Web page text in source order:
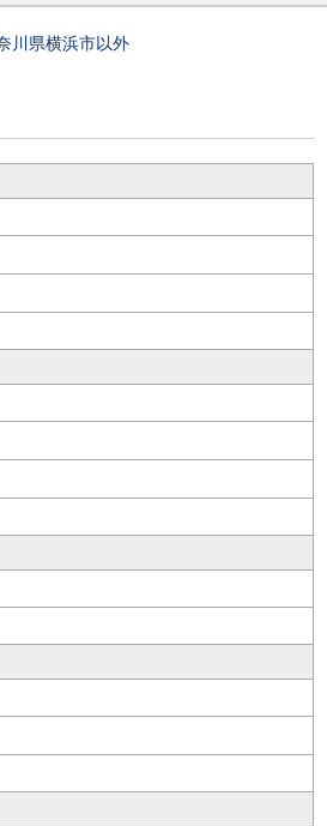
川県横浜市以外